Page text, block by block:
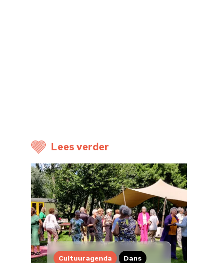
Lees verder
Cultuuragenda Dans
Doneren